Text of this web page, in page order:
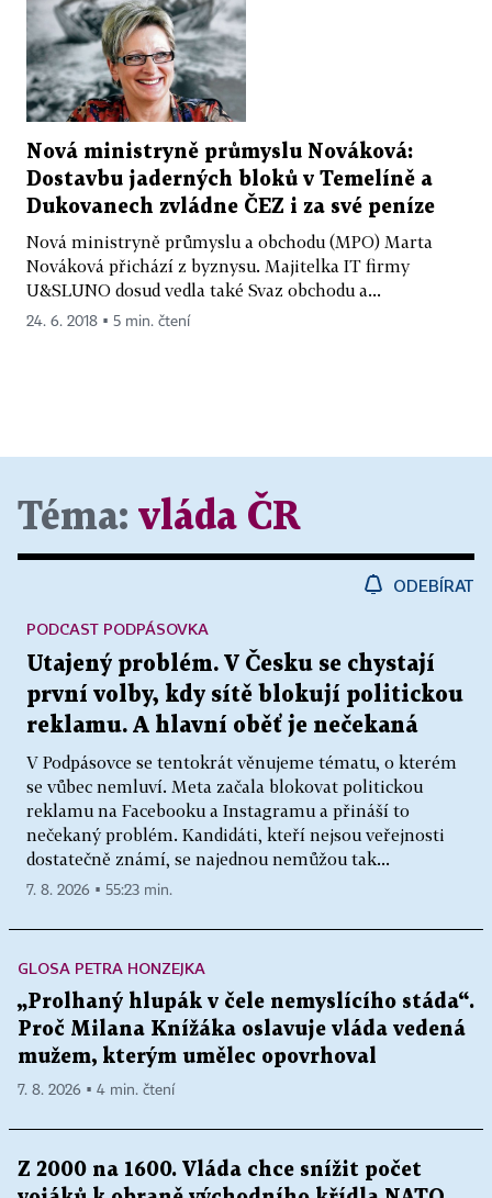
Nová ministryně průmyslu Nováková:
Dostavbu jaderných bloků v Temelíně a
Dukovanech zvládne ČEZ i za své peníze
Nová ministryně průmyslu a obchodu (MPO) Marta
Nováková přichází z byznysu. Majitelka IT firmy
U&SLUNO dosud vedla také Svaz obchodu a...
24. 6. 2018 ▪ 5 min. čtení
Téma: vláda ČR
ODEBÍRAT
Utajený problém. V Česku se chystají
první volby, kdy sítě blokují politickou
reklamu. A hlavní oběť je nečekaná
V Podpásovce se tentokrát věnujeme tématu, o kterém
se vůbec nemluví. Meta začala blokovat politickou
reklamu na Facebooku a Instagramu a přináší to
nečekaný problém. Kandidáti, kteří nejsou veřejnosti
dostatečně známí, se najednou nemůžou tak...
PODCAST PODPÁSOVKA
7. 8. 2026 ▪ 55:23 min.
GLOSA PETRA HONZEJKA
„Prolhaný hlupák v čele nemyslícího stáda“.
Proč Milana Knížáka oslavuje vláda vedená
mužem, kterým umělec opovrhoval
7. 8. 2026 ▪ 4 min. čtení
Z 2000 na 1600. Vláda chce snížit počet